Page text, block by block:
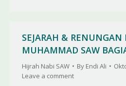
SEJARAH & RENUNGAN
MUHAMMAD SAW
Hijrah Nabi SAW By Endi Ali
Leave a comment